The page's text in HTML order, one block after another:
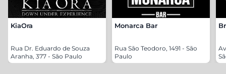
KiaOra
Rua Dr. Eduardo de Souza
Aranha, 377 - São Paulo
Monarca Bar
Rua São Teodoro, 1491 - São
Paulo